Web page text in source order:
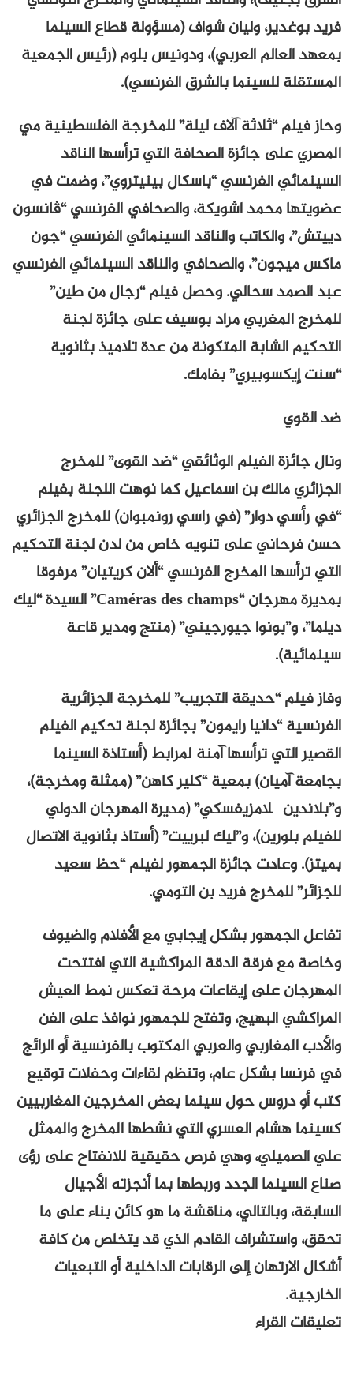
فريد بوغدير، وليان شواف (مسؤولة قطاع السينما
بمعهد العالم العربي)، ودونيس بلوم (رئيس الجمعية
المستقلة للسينما بالشرق الفرنسي).
وحاز فيلم “ثلاثة آلاف ليلة” للمخرجة الفلسطينية مي
المصري على جائزة الصحافة التي ترأسها الناقد
السينمائي الفرنسي “باسكال بينيتروي”، وضمت في
عضويتها محمد اشويكة، والصحافي الفرنسي “ڤانسون
دييتش”، والكاتب والناقد السينمائي الفرنسي “جون
ماكس ميجون”، والصحافي والناقد السينمائي الفرنسي
عبد الصمد سحالي. وحصل فيلم “رجال من طين”
للمخرج المغربي مراد بوسيف على جائزة لجنة
التحكيم الشابة المتكونة من عدة تلاميذ بثانوية
“سنت إيكسوبيري” بفامك.
ضد القوي
ونال جائزة الفيلم الوثائقي “ضد القوى” للمخرج
الجزائري مالك بن اسماعيل كما نوهت اللجنة بفيلم
“في رأسي دوار” (في راسي رونمبوان) للمخرج الجزائري
حسن فرحاني على تنويه خاص من لدن لجنة التحكيم
التي ترأسها المخرج الفرنسي “ألان كريتيان” مرفوقا
بمديرة مهرجان “Caméras des champs” السيدة “ليك
ديلما”، و”بونوا جيورجيني” (منتج ومدير قاعة
سينمائية).
وفاز فيلم “حديقة التجريب” للمخرجة الجزائرية
الفرنسية “دانيا رايمون” بجائزة لجنة تحكيم الفيلم
القصير التي ترأسها آمنة لمرابط (أستاذة السينما
بجامعة آميان) بمعية “كلير كاهن” (ممثلة ومخرجة)،
و”بلاندين گلامزيفسكي” (مديرة المهرجان الدولي
للفيلم بلورين)، و”ليك لبرييت” (أستاذ بثانوية الاتصال
بميتز). وعادت جائزة الجمهور لفيلم “حظ سعيد
للجزائر” للمخرج فريد بن التومي.
تفاعل الجمهور بشكل إيجابي مع الأفلام والضيوف
وخاصة مع فرقة الدقة المراكشية التي افتتحت
المهرجان على إيقاعات مرحة تعكس نمط العيش
المراكشي البهيج، وتفتح للجمهور نوافذ على الفن
والأدب المغاربي والعربي المكتوب بالفرنسية أو الرائج
في فرنسا بشكل عام، وتنظم لقاءات وحفلات توقيع
كتب أو دروس حول سينما بعض المخرجين المغاربيين
كسينما هشام العسري التي نشطها المخرج والممثل
علي الصميلي، وهي فرص حقيقية للانفتاح على رؤى
صناع السينما الجدد وربطها بما أنجزته الأجيال
السابقة، وبالتالي، مناقشة ما هو كائن بناء على ما
تحقق، واستشراف القادم الذي قد يتخلص من كافة
أشكال الارتهان إلى الرقابات الداخلية أو التبعيات
الخارجية.
تعليقات القراء